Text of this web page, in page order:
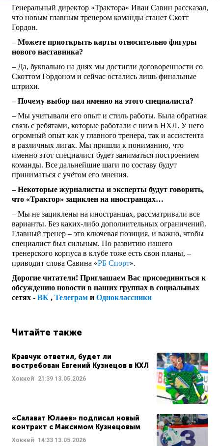
Генеральный директор «Трактора» Иван Савин рассказал,
что новым главным тренером команды станет Скотт
Гордон.
– Можете приоткрыть карты относительно фигуры
нового наставника?
– Да, буквально на днях мы достигли договоренности со
Скоттом Гордоном и сейчас остались лишь финальные
штрихи.
– Почему выбор пал именно на этого специалиста?
– Мы учитывали его опыт и стиль работы. Была обратная
связь с ребятами, которые работали с ним в НХЛ. У него
огромный опыт как у главного тренера, так и ассистента
в различных лигах. Мы пришли к пониманию, что
именно этот специалист будет заниматься построением
команды. Все дальнейшие шаги по составу будут
приниматься с учётом его мнения.
– Некоторые журналисты и эксперты будут говорить,
что «Трактор» зациклен на иностранцах…
– Мы не зациклены на иностранцах, рассматривали все
варианты. Без каких-либо дополнительных ограничений.
Главный тренер – это ключевая позиция, и важно, чтобы
специалист был сильным. По развитию нашего
тренерского корпуса в клубе тоже есть свои планы, –
приводит слова Савина «РБ Спорт».
Дорогие читатели! Приглашаем Вас присоединиться к
обсуждению новости в наших группах в социальных
сетях - ВК , Телеграм и Одноклассники
Читайте также
Кравчук ответил, будет ли
востребован Евгений Кузнецов в КХЛ
Хоккей 21:39 13.05.2026
«Салават Юлаев» подписал новый
контракт с Максимом Кузнецовым
Хоккей 14:33 13.05.2026